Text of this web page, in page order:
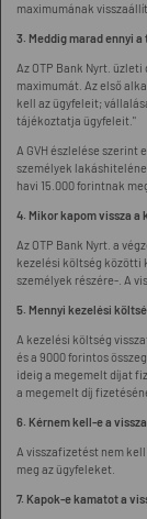
maximumának
3. Meddig marad ennyi
Az OTP Bank Nyrt.
maximumát. Az első
kell az ügyfeleit;
tájékoztatja ügyfeleit."
A GVH észlelése szerint
személyek
havi 15.000 forintnak
4. Mikor kapom vissza a
Az OTP Bank Nyrt. a
kezelési költség közötti
személyek részére-. A
5. Mennyi kezelési
A kezelési költség
és a 9000 forintos
ideig a megemelt díjat
a megemelt díj
6. Kérnem kell-e a
A visszafizetést nem
meg az ügyfeleket.
7. Kapok-e kamatot a